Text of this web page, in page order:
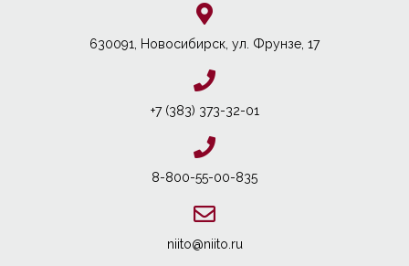
630091, Новосибирcк, ул. Фрунзе, 17
+7 (383) 373-32-01
8-800-55-00-835
niito@niito.ru